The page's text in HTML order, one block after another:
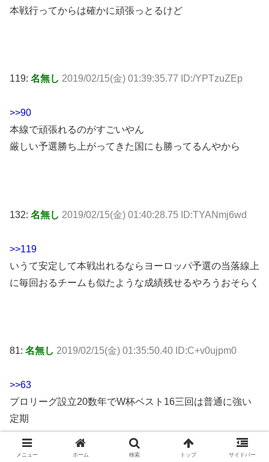
本戦行ってからは確かに頑張っとるけど
119: 名無し 2019/02/15(金) 01:39:35.77 ID:/YPTzuZEp
>>90
本線で頑張れるのがすごいやん
厳しい予選勝ち上がってきた国にも勝ってるんやから
132: 名無し 2019/02/15(金) 01:40:28.75 ID:TYANmj6wd
>>119
いうて安定して本戦出れるならヨーロッパ予選の当落線上
に毎回おるチームも似たような成績残せるやろうおそらく
81: 名無し 2019/02/15(金) 01:35:50.40 ID:C+v0ujpm0
>>63
プロリーグ設立20数年でW杯ベスト16三回は普通に強い
定期
メニュー ホーム 検索 トップ サイドバー